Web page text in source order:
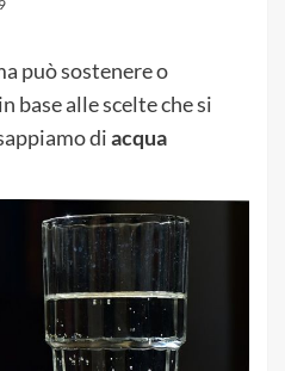
può sostenere o
base alle scelte che si
diacqua